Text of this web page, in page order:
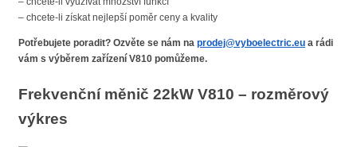
– chcete-li získat nejlepší poměr ceny a kvality
Potřebujete poradit? Ozvěte se nám na prodej@vyboelectric.eu a rádi
vám s výběrem zařízení V810 pomůžeme.
Frekvenční měnič 22kW V810 – rozměrový
výkres